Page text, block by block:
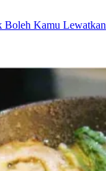
Boleh Kamu Lewatkan